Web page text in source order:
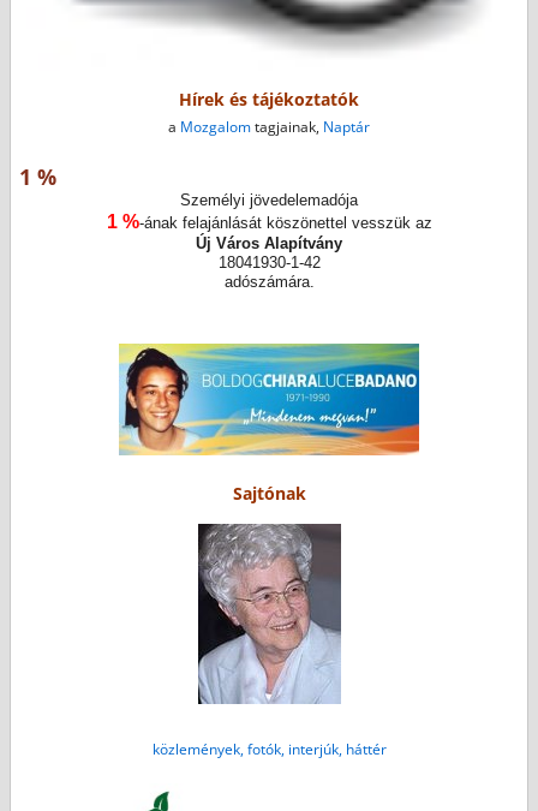
Hírek és tájékoztatók
a Mozgalomtagjainak, Naptár
1 %
Személyi jövedelemadója
1 %-ának felajánlását köszönettel vesszük az
Új Város Alapítvány
18041930-1-42
adószámára.
Sajtónak
közlemények, fotók, interjúk, háttér